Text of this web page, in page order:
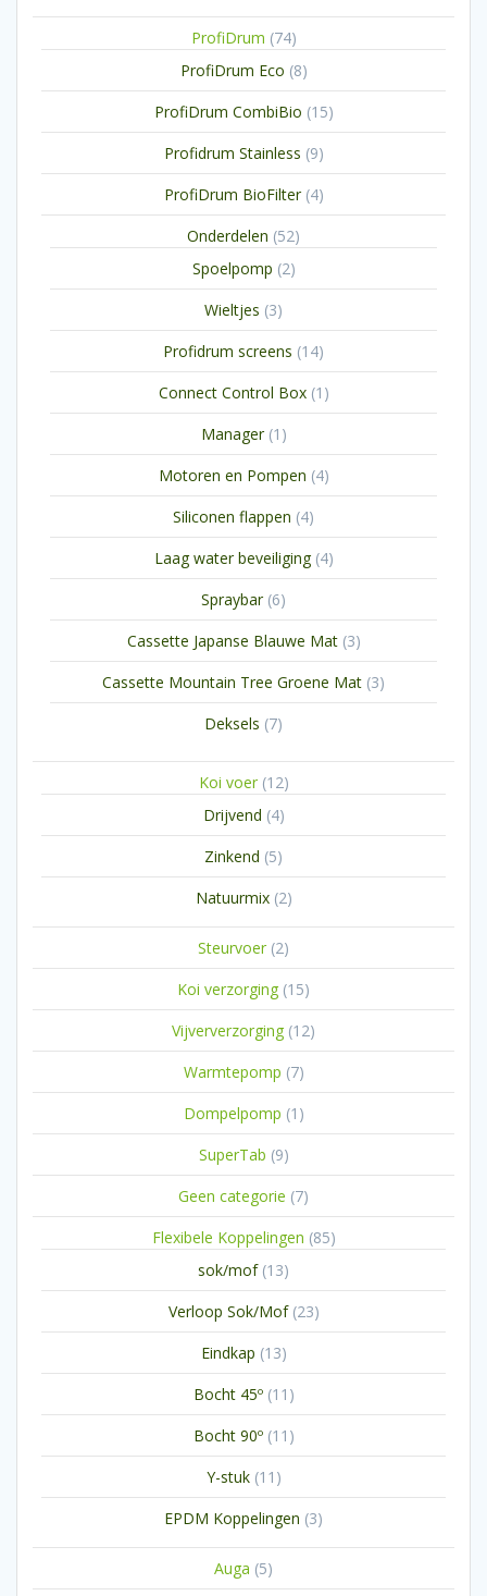
ProfiDrum 7474
ProfiDrum Eco 88
producten
ProfiDrum CombiBio 1515
producten
Profidrum Stainless 99
producten
ProfiDrum BioFilter 44
producten
Onderdelen 5252
Spoelpomp 22
producten
Wieltjes 33
producten
Profidrum screens 1414
producten
Connect Control Box 1 1
product
Manager 1 1
product
Motoren en Pompen 44
producten
Siliconen flappen 44
producten
Laag water beveiliging 44
producten
Spraybar 66
producten
Cassette Japanse Blauwe Mat 33
producten
Cassette Mountain Tree Groene Mat 33
producten
Deksels 77
Koi voer 1212
Drijvend 44
producten
Zinkend 55
producten
Natuurmix 22
Steurvoer 22
producten
Koi verzorging 1515
producten
Vijververzorging 1212
producten
Warmtepomp 77
producten
Dompelpomp 1 1
product
SuperTab 99
producten
Geen categorie 77
producten
Flexibele Koppelingen 8585
sok/mof 1313
producten
Verloop Sok/Mof 2323
producten
Eindkap 1313
producten
Bocht 45º 11 11
producten
Bocht 90º 11 11
producten
Y-stuk 11 11
producten
EPDM Koppelingen 33
Auga 55
producten